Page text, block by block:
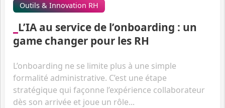
Outils & Innovation RH
L’IA au service de l’onboarding : un
game changer pour les RH
L’onboarding ne se limite plus à une simple
formalité administrative. C’est une étape
stratégique qui façonne l’expérience collaborateur
dès son arrivée et joue un rôle...